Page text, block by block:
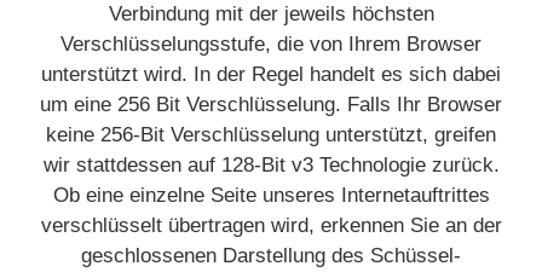
Verbindung mit der jeweils höchsten
Verschlüsselungsstufe, die von Ihrem Browser
unterstützt wird. In der Regel handelt es sich dabei
um eine 256 Bit Verschlüsselung. Falls Ihr Browser
keine 256-Bit Verschlüsselung unterstützt, greifen
wir stattdessen auf 128-Bit v3 Technologie zurück.
Ob eine einzelne Seite unseres Internetauftrittes
verschlüsselt übertragen wird, erkennen Sie an der
geschlossenen Darstellung des Schüssel-